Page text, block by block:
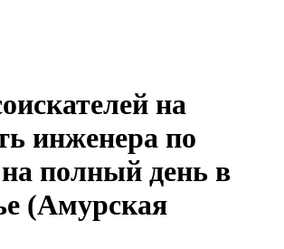
на
инженера по
полный день в
(Амурская